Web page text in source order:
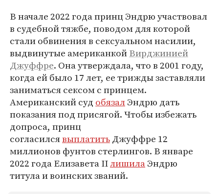
В начале 2022 года принц Эндрю участвовал
в судебной тяжбе, поводом для которой
стали обвинения в сексуальном насилии,
выдвинутые американкойВирджинией
Джуффре. Она утверждала, что в 2001 году,
когда ей было 17 лет, ее трижды заставляли
заниматься сексом с принцем.
Американский суд обязалЭндрю дать
показания под присягой. Чтобы избежать
допроса, принц
согласилсявыплатитьДжуффре 12
миллионов фунтов стерлингов. В январе
2022 года Елизавета IIлишилаЭндрю
титула и воинских званий.